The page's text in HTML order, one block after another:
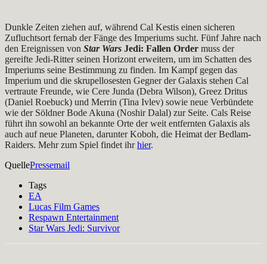
Dunkle Zeiten ziehen auf, während Cal Kestis einen sicheren
Zufluchtsort fernab der Fänge des Imperiums sucht. Fünf Jahre nach
den Ereignissen von Star Wars Jedi: Fallen Order muss der
gereifte Jedi-Ritter seinen Horizont erweitern, um im Schatten des
Imperiums seine Bestimmung zu finden. Im Kampf gegen das
Imperium und die skrupellosesten Gegner der Galaxis stehen Cal
vertraute Freunde, wie Cere Junda (Debra Wilson), Greez Dritus
(Daniel Roebuck) und Merrin (Tina Ivlev) sowie neue Verbündete
wie der Söldner Bode Akuna (Noshir Dalal) zur Seite. Cals Reise
führt ihn sowohl an bekannte Orte der weit entfernten Galaxis als
auch auf neue Planeten, darunter Koboh, die Heimat der Bedlam-
Raiders. Mehr zum Spiel findet ihrhier.
QuellePressemail
Tags
EA
Lucas Film Games
Respawn Entertainment
Star Wars Jedi: Survivor